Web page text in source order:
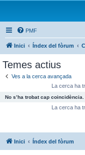
PMF
Inici Índex del fòrum
Temes actius
Ves a la cerca avançada
La cerca ha
No s’ha trobat cap coincidència.
La cerca ha
Inici Índex del fòrum